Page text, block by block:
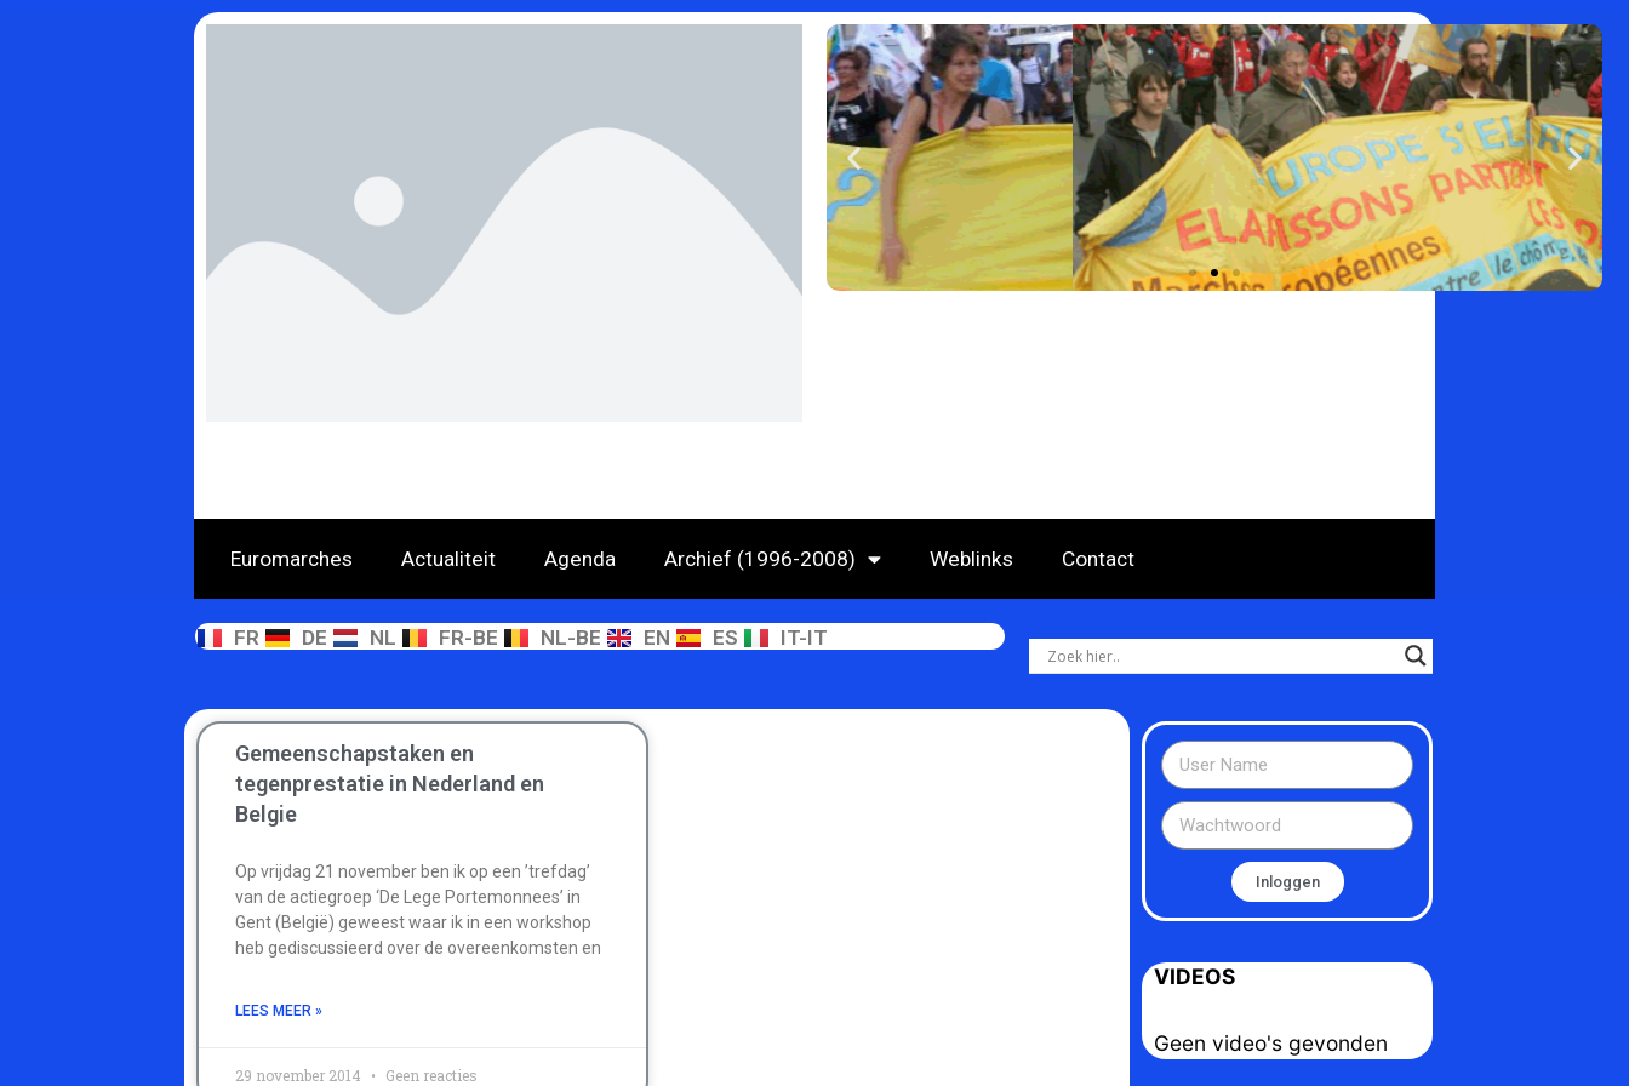
Euromarches Actualiteit Agenda Archief (1996-2008) Weblinks Contact
FR DE NL FR-BE NL-BE EN ES IT-IT
Gemeenschapstaken en
tegenprestatie in Nederland en
Belgie
Op vrijdag 21 november ben ik op een ’trefdag’
van de actiegroep ‘De Lege Portemonnees’ in
Gent (België) geweest waar ik in een workshop
heb gediscussieerd over de overeenkomsten en
LEES MEER »
29 november 2014 Geen reacties
Inloggen
VIDEOS
Geen video's gevonden